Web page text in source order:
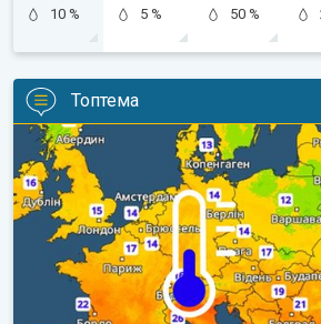
10 %
5 %
50 %
Топтема
Наближаються прохолодніші ночі.